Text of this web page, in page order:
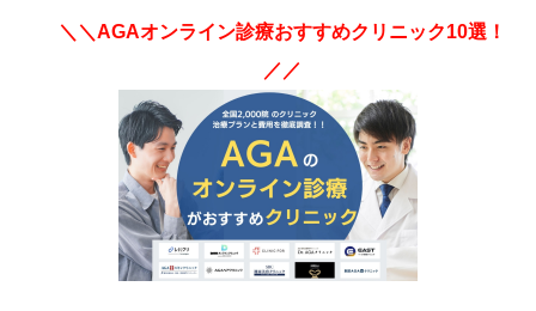
＼＼AGAオンライン診療おすすめクリニック10選！
／／